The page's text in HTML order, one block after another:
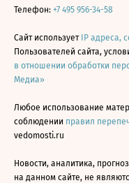
Телефон: +7 495 956-34-58
Сайт использует IP адреса,
Пользователей сайта,
в отношении обработки
Медиа»
Любое использование
соблюдении правил
vedomosti.ru
Новости, аналитика,
на данном сайте, не